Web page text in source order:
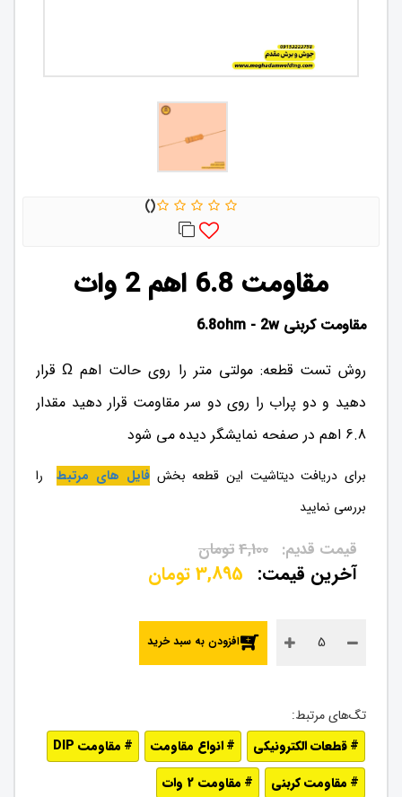
مقاومت 6.8 اهم 2 وات
مقاومت کربنی 6.8ohm - 2w
روش تست قطعه: مولتی متر را روی حالت اهم Ω قرار
دهید و دو پراب را روی دو سر مقاومت قرار دهید مقدار
6.8 اهم در صفحه نمایشگر دیده می شود
برای دریافت دیتاشیت این قطعه بخشفایل های مرتبطرا
بررسی نمایید
3,895تومان
4,100تومان
افزودن به سبد خرید
قطعات الکترونیکی انواع مقاومت
مقاومت DIP
مقاومت کربنی
مقاومت 2 وات